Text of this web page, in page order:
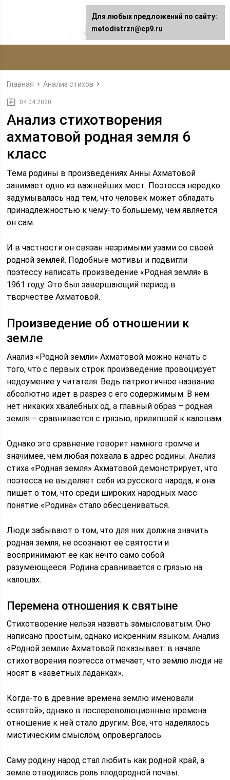
Главная Анализ стихов
04.04.2020
Анализ стихотворения
ахматовой родная земля 6
класс
Тема родины в произведениях Анны Ахматовой
занимает одно из важнейших мест. Поэтесса нередко
задумывалась над тем, что человек может обладать
принадлежностью к чему-то большему, чем является
он сам.
И в частности он связан незримыми узами со своей
родной землей. Подобные мотивы и подвигли
поэтессу написать произведение «Родная земля» в
1961 году. Это был завершающий период в
творчестве Ахматовой.
Произведение об отношении к
земле
Анализ «Родной земли» Ахматовой можно начать с
того, что с первых строк произведение провоцирует
недоумение у читателя. Ведь патриотичное название
абсолютно идет в разрез с его содержимым. В нем
нет никаких хвалебных од, а главный образ – родная
земля – сравнивается с грязью, прилипшей к калошам.
Однако это сравнение говорит намного громче и
значимее, чем любая похвала в адрес родины. Анализ
стиха «Родная земля» Ахматовой демонстрирует, что
поэтесса не выделяет себя из русского народа, и она
пишет о том, что среди широких народных масс
понятие «Родина» стало обесцениваться.
Люди забывают о том, что для них должна значить
родная земля, не осознают ее святости и
воспринимают ее как нечто само собой
разумеющееся. Родина сравнивается с грязью на
калошах.
Перемена отношения к святыне
Стихотворение нельзя назвать замысловатым. Оно
написано простым, однако искренним языком. Анализ
«Родной земли» Ахматовой показывает: в начале
стихотворения поэтесса отмечает, что землю люди не
носят в «заветных ладанках».
Когда-то в древние времена землю именовали
«святой», однако в послереволюционные времена
отношение к ней стало другим. Все, что наделялось
мистическим смыслом, опровергалось.
Саму родину народ стал любить как родной край, а
земле отводилась роль плодородной почвы.
Для любых предложений по сайту:
metodistrzn@cp9.ru